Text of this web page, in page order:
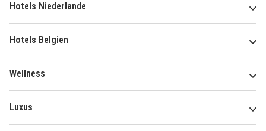
Hotels Niederlande
Hotels Belgien
Wellness
Luxus